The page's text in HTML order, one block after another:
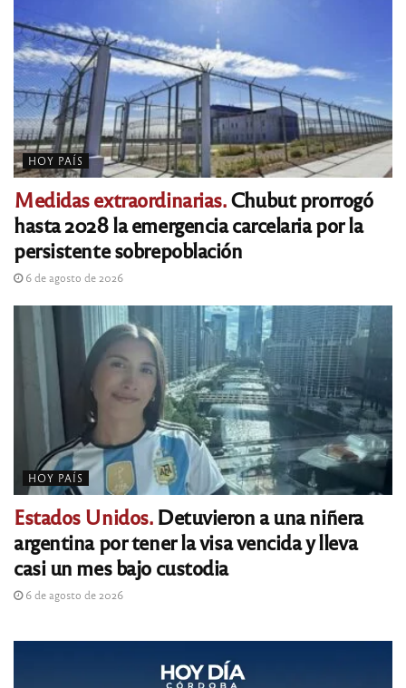
HOY PAÍS
Medidas extraordinarias.Chubut prorrogó
hasta 2028 la emergencia carcelaria por la
persistente sobrepoblación
6 de agosto de 2026
HOY PAÍS
Estados Unidos.Detuvieron a una niñera
argentina por tener la visa vencida y lleva
casi un mes bajo custodia
6 de agosto de 2026